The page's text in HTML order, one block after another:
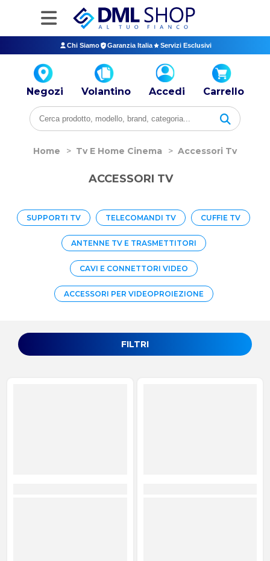
Chi Siamo Garanzia Italia Servizi Esclusivi
Negozi Volantino Accedi Carrello
Home > Tv E Home Cinema > Accessori Tv
FILTRI
ACCESSORI TV
SUPPORTI TV TELECOMANDI TV CUFFIE TV
ANTENNE TV E TRASMETTITORI
CAVI E CONNETTORI VIDEO
ACCESSORI PER VIDEOPROIEZIONE